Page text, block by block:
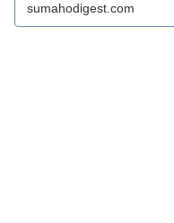
sumahodigest.com